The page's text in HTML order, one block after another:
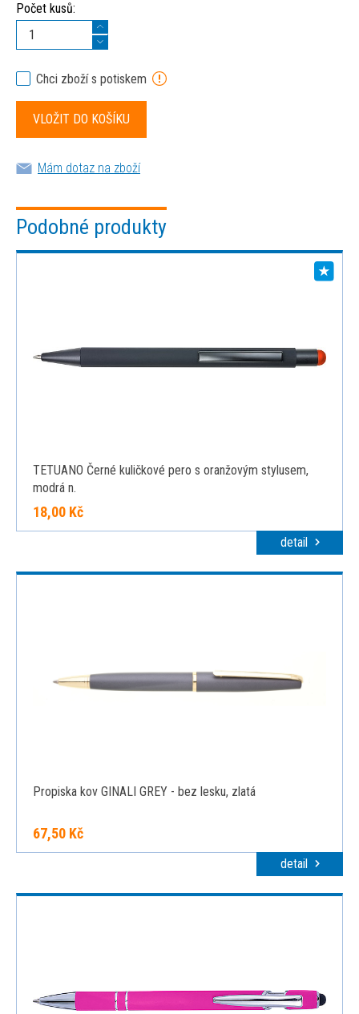
Počet kusů:
Chci zboží s potiskem
Mám dotaz na zboží
Podobné produkty
TETUANO Černé kuličkové pero s oranžovým stylusem,
modrá n.
18,00 Kč
detail
Propiska kov GINALI GREY - bez lesku, zlatá
67,50 Kč
detail